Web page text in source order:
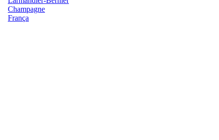
Champagne
França